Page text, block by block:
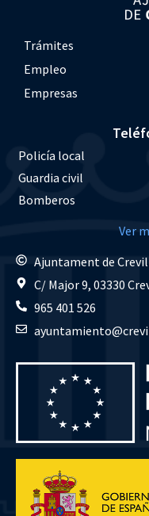
Trámites
Empleo
Empresas
Policía local
Guardia civil
Bomberos
Ver
Ajuntament de
C/ Major 9, 03330
965 401 526